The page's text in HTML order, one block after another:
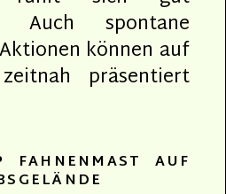
Auch spontane
können auf
präsentiert
FAHNENMAST AUF